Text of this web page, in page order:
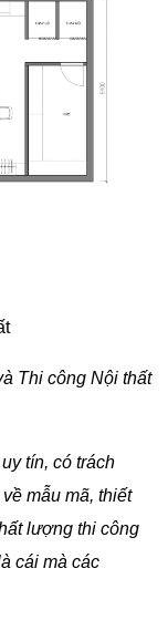
Thi công Nội thất
tín, có trách
mẫu mã, thiết
lượng thi công
cái mà các